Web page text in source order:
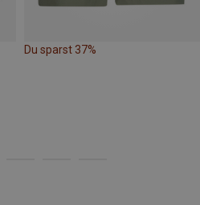
Du sparst 37%